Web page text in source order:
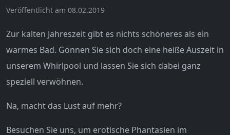
Veröffentlicht am 08.02.2019
Zur kalten Jahreszeit gibt es nichts schöneres als ein
warmes Bad. Gönnen Sie sich doch eine heiße Auszeit in
unserem Whirlpool und lassen Sie sich dabei ganz
speziell verwöhnen.
Na, macht das Lust auf mehr?
Besuchen Sie uns, um erotische Phantasien im